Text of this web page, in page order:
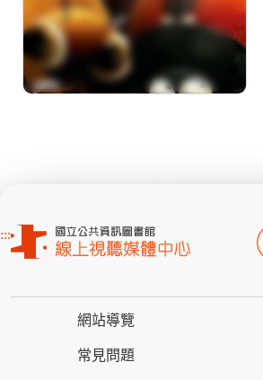
:::
網站導覽
常見問題